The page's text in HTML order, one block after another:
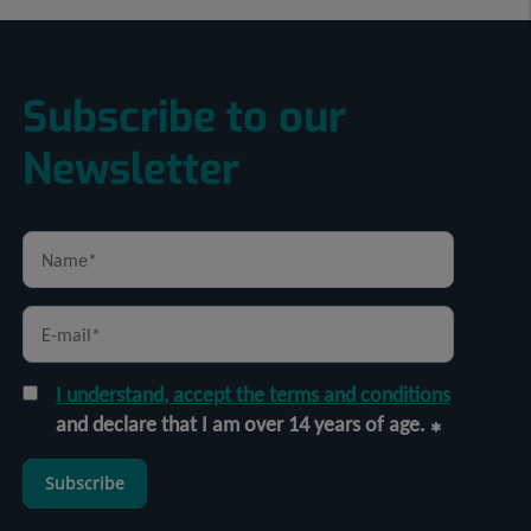
Subscribe to our
Newsletter
I understand, accept the terms and conditions
and declare that I am over 14 years of age.
Subscribe